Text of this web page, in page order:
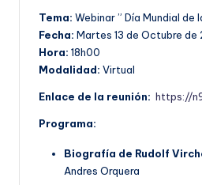
Tema: Webinar ” Día Mundial de
Fecha: Martes 13 de Octubre de
Hora: 18h00
Modalidad: Virtual
Enlace de la reunión: https://
Programa:
Biografía de Rudolf
Andres Orquera